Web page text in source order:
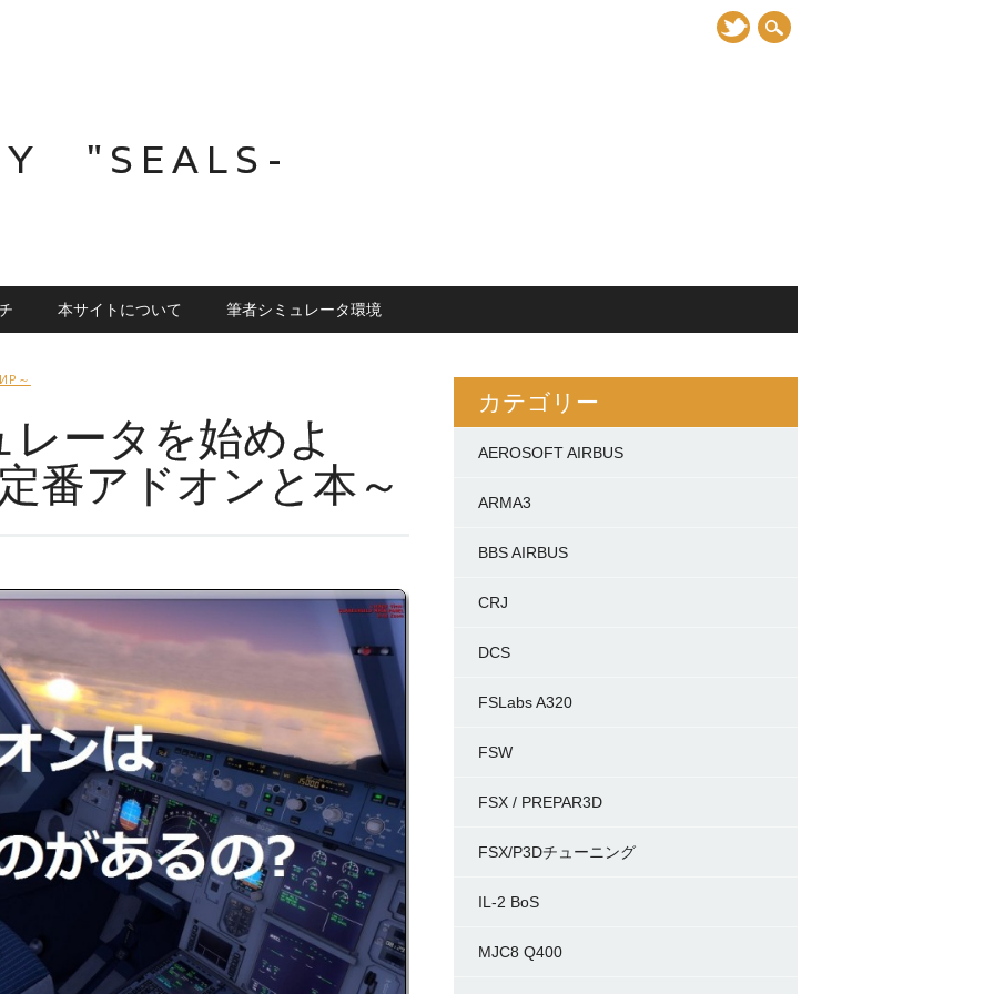
"SEALS-
本サイトについて 筆者シミュレータ環境
～
ータを始めよ
アドオンと本～
カテゴリー
AEROSOFT AIRBUS
ARMA3
BBS AIRBUS
CRJ
DCS
FSLabs A320
FSW
FSX / PREPAR3D
FSX/P3Dチューニング
IL-2 BoS
MJC8 Q400